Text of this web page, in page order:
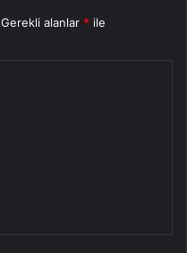
Gerekli alanlar * ile